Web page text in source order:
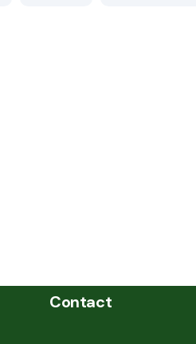
Contact